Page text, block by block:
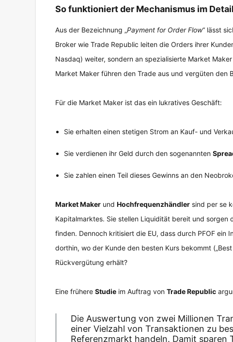
So funktioniert der Mechanismus im Detail
Aus der Bezeichnung „Payment for Order Flow“ lässt
Broker wie Trade Republic leiten die Orders ihrer
Nasdaq) weiter, sondern an spezialisierte Market
Market Maker führen den Trade aus und vergüten
Für die Market Maker ist das ein lukratives Geschäft:
Sie erhalten einen stetigen Strom an Kauf- und
Sie verdienen ihr Geld durch den sogenannten
Sie zahlen einen Teil dieses Gewinns an den
Market Maker und Hochfrequenzhändler sind per se
Kapitalmarktes. Sie stellen Liquidität bereit und
finden. Dennoch kritisiert die EU, dass durch PFOF
dorthin, wo der Kunde den besten Kurs bekommt
Rückvergütung erhält?
Eine frühere Studie im Auftrag von Trade Republic
Die Auswertung von zwei Millionen
einer Vielzahl von Transaktionen zu
Referenzmarkt handeln. Damit sparen